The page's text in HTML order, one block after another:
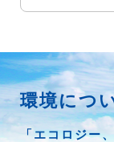
品質と環境
ISO取得認証
品質方針
環境につ
「エコロジー